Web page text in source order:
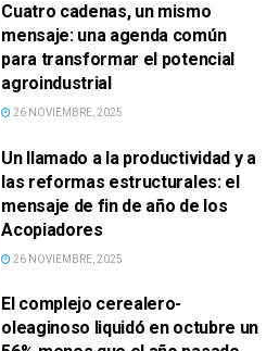
Cuatro cadenas, un mismo
mensaje: una agenda común
para transformar el potencial
agroindustrial
26 NOVIEMBRE, 2025
Un llamado a la productividad y a
las reformas estructurales: el
mensaje de fin de año de los
Acopiadores
26 NOVIEMBRE, 2025
El complejo cerealero-
oleaginoso liquidó en octubre un